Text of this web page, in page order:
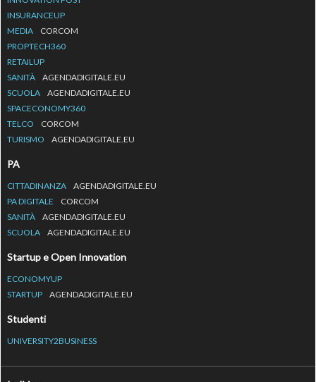
INSURANCEUP
MEDIA
CORCOM
PROPTECH360
RETAILUP
SANITÀ
AGENDADIGITALE.EU
SCUOLA
AGENDADIGITALE.EU
SPACECONOMY360
TELCO
CORCOM
TURISMO
AGENDADIGITALE.EU
PA
CITTADINANZA
AGENDADIGITALE.EU
PA DIGITALE
CORCOM
SANITÀ
AGENDADIGITALE.EU
SCUOLA
AGENDADIGITALE.EU
Startup e Open Innovation
ECONOMYUP
STARTUP
AGENDADIGITALE.EU
Studenti
UNIVERSITY2BUSINESS